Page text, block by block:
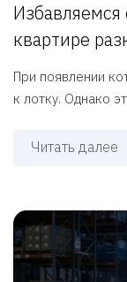
Избавляемся
квартире
При появлении
к лотку. Однако
Читать далее